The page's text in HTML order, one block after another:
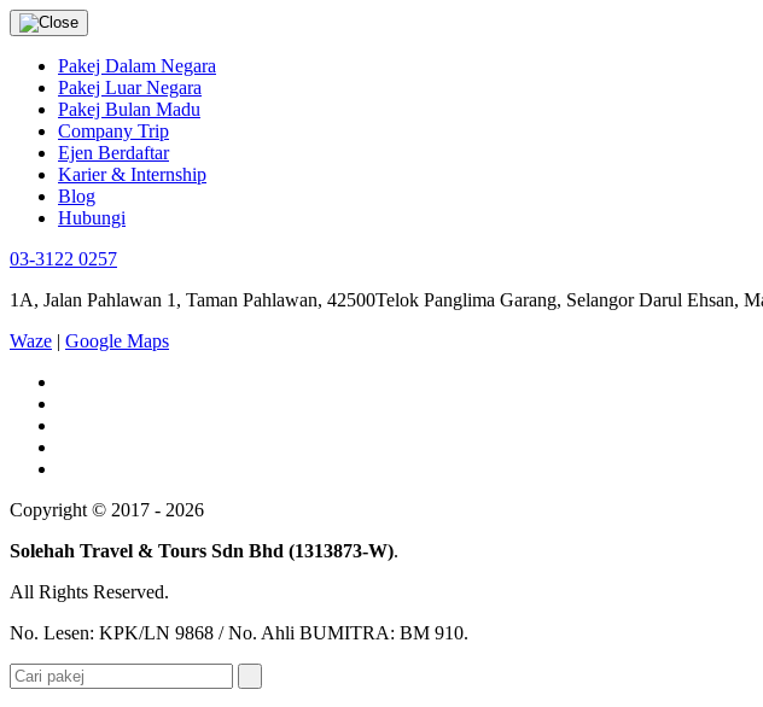
Pakej Dalam Negara
Pakej Luar Negara
Pakej Bulan Madu
Company Trip
Ejen Berdaftar
Karier & Internship
Blog
Hubungi
03-3122 0257
1A, Jalan Pahlawan 1, Taman Pahlawan, 42500Telok Panglima Garang, Selangor Darul Ehsan,
Waze | Google Maps
Copyright © 2017 - 2026
Solehah Travel & Tours Sdn Bhd (1313873-W).
All Rights Reserved.
No. Lesen: KPK/LN 9868 / No. Ahli BUMITRA: BM 910.